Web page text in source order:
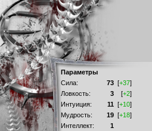
Параметры
Сила:
73 [+37]
Ловкость:
3 [+2]
Интуиция:
11 [+10]
Мудрость:
19 [+18]
Интеллект:
1